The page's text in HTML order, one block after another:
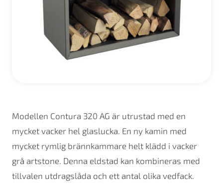
Modellen Contura 320 AG är utrustad med en
mycket vacker hel glaslucka. En ny kamin med
mycket rymlig brännkammare helt klädd i vacker
grå artstone. Denna eldstad kan kombineras med
tillvalen utdragslåda och ett antal olika vedfack.